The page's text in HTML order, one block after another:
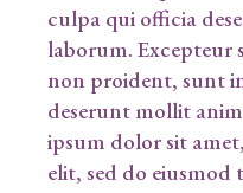
culpa qui officia
laborum. Excepteur
non proident, sunt
deserunt mollit
ipsum dolor sit
elit, sed do